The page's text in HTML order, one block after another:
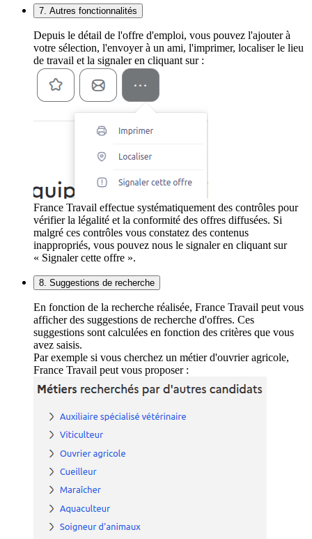
7. Autres fonctionnalités
Depuis le détail de l'offre d'emploi, vous pouvez l'ajouter à
votre sélection, l'envoyer à un ami, l'imprimer, localiser le lieu
de travail et la signaler en cliquant sur :
France Travail effectue systématiquement des contrôles pour
vérifier la légalité et la conformité des offres diffusées. Si
malgré ces contrôles vous constatez des contenus
inappropriés, vous pouvez nous le signaler en cliquant sur
« Signaler cette offre ».
8. Suggestions de recherche
En fonction de la recherche réalisée, France Travail peut vous
afficher des suggestions de recherche d'offres. Ces
suggestions sont calculées en fonction des critères que vous
avez saisis.
Par exemple si vous cherchez un métier d'ouvrier agricole,
France Travail peut vous proposer :